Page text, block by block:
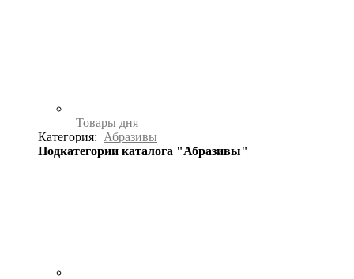
Товары дня
Категория: Абразивы
Подкатегории каталога "Абразивы"